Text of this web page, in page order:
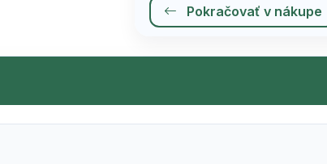
Pokračovať v nákupe